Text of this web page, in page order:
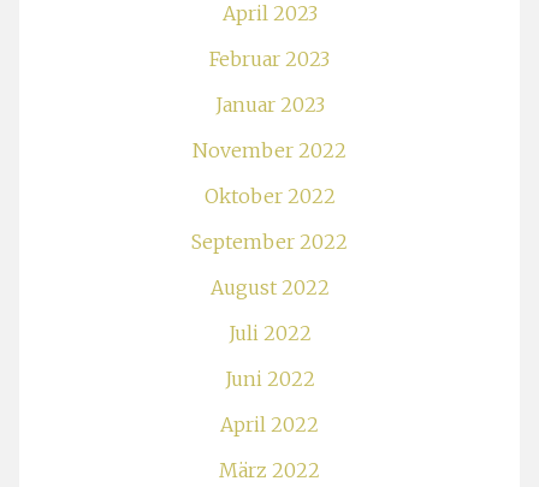
April 2023
Februar 2023
Januar 2023
November 2022
Oktober 2022
September 2022
August 2022
Juli 2022
Juni 2022
April 2022
März 2022